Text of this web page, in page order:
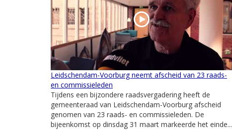
Leidschendam-Voorburg neemt afscheid van 23 raads-
en commissieleden
Tijdens een bijzondere raadsvergadering heeft de
gemeenteraad van Leidschendam-Voorburg afscheid
genomen van 23 raads- en commissieleden. De
bijeenkomst op dinsdag 31 maart markeerde het einde...